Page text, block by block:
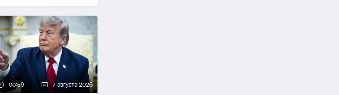
00:59 7 августа 2026